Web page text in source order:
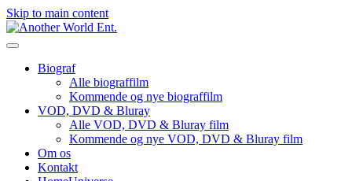
Skip to main content
Biograf
Alle biograffilm
Kommende og nye biograffilm
VOD, DVD & Bluray
Alle VOD, DVD & Bluray film
Kommende og nye VOD, DVD & Bluray film
Om os
Kontakt